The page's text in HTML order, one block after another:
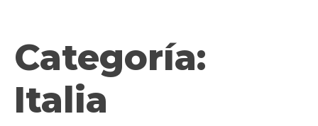
Categoría:
Italia